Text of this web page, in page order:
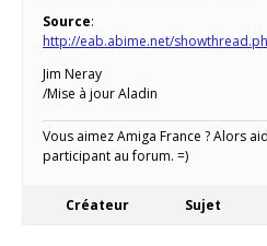
Source:
http://eab.abime.net/
Jim Neray
/Mise à jour Aladin
Vous aimez Amiga France ? Alors
participant au forum. =)
Créateur Sujet